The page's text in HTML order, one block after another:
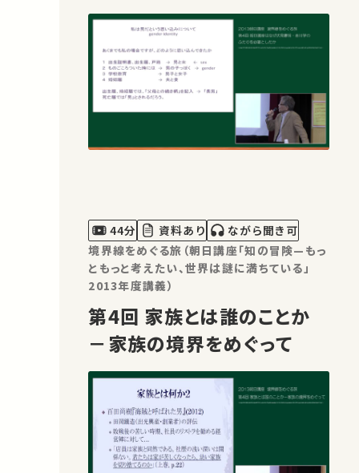
44分 資料あり
ながら聞き可
境界線をめぐる旅（朝日講座「知の冒険—もっ
ともっと考えたい、世界は謎に満ちている」
2013年度講義）
第4回 家族とは誰のことか
－家族の境界をめぐって